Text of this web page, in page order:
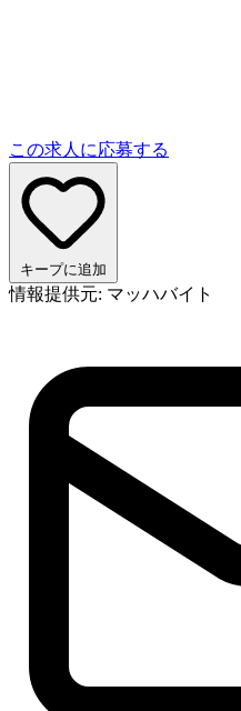
この求人に応募する
キープに追加
情報提供元: マッハバイト